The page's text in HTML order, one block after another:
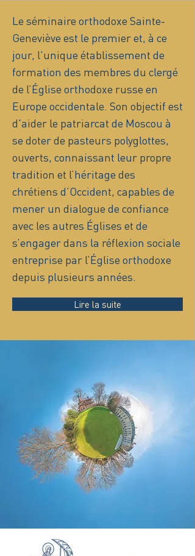
Le séminaire orthodoxe Sainte-
Geneviève est le premier et, à ce
jour, l'unique établissement de
formation des membres du clergé
de l’Église orthodoxe russe en
Europe occidentale. Son objectif est
d'aider le patriarcat de Moscou à
se doter de pasteurs polyglottes,
ouverts, connaissant leur propre
tradition et l’héritage des
chrétiens d’Occident, capables de
mener un dialogue de confiance
avec les autres Églises et de
s’engager dans la réflexion sociale
entreprise par l’Église orthodoxe
depuis plusieurs années.
Lire la suite